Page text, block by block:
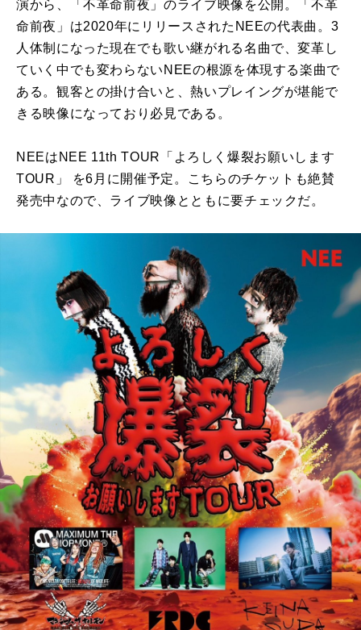
演から、「不革命前夜」のライブ映像を公開。「不革
命前夜」は2020年にリリースされたNEEの代表曲。3
人体制になった現在でも歌い継がれる名曲で、変革し
ていく中でも変わらないNEEの根源を体現する楽曲で
ある。観客との掛け合いと、熱いプレイングが堪能で
きる映像になっており必見である。
NEEはNEE 11th TOUR「よろしく爆裂お願いします
TOUR」 を6月に開催予定。こちらのチケットも絶賛
発売中なので、ライブ映像とともに要チェックだ。